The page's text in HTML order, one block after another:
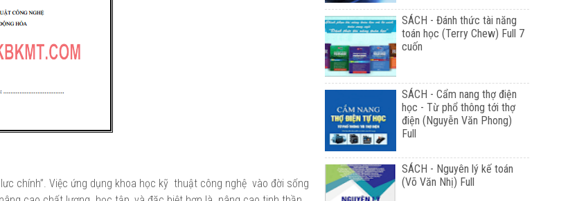
chính”. Việc ứng dụng khoa học kỹ thuật công nghệ vào đời sống
SÁCH - Đánh thức tài năng
toán học (Terry Chew) Full 7
cuốn
SÁCH - Cẩm nang thợ điện
học - Từ phổ thông tới thợ
điện (Nguyễn Văn Phong)
Full
SÁCH - Nguyên lý kế toán
(Võ Văn Nhị) Full